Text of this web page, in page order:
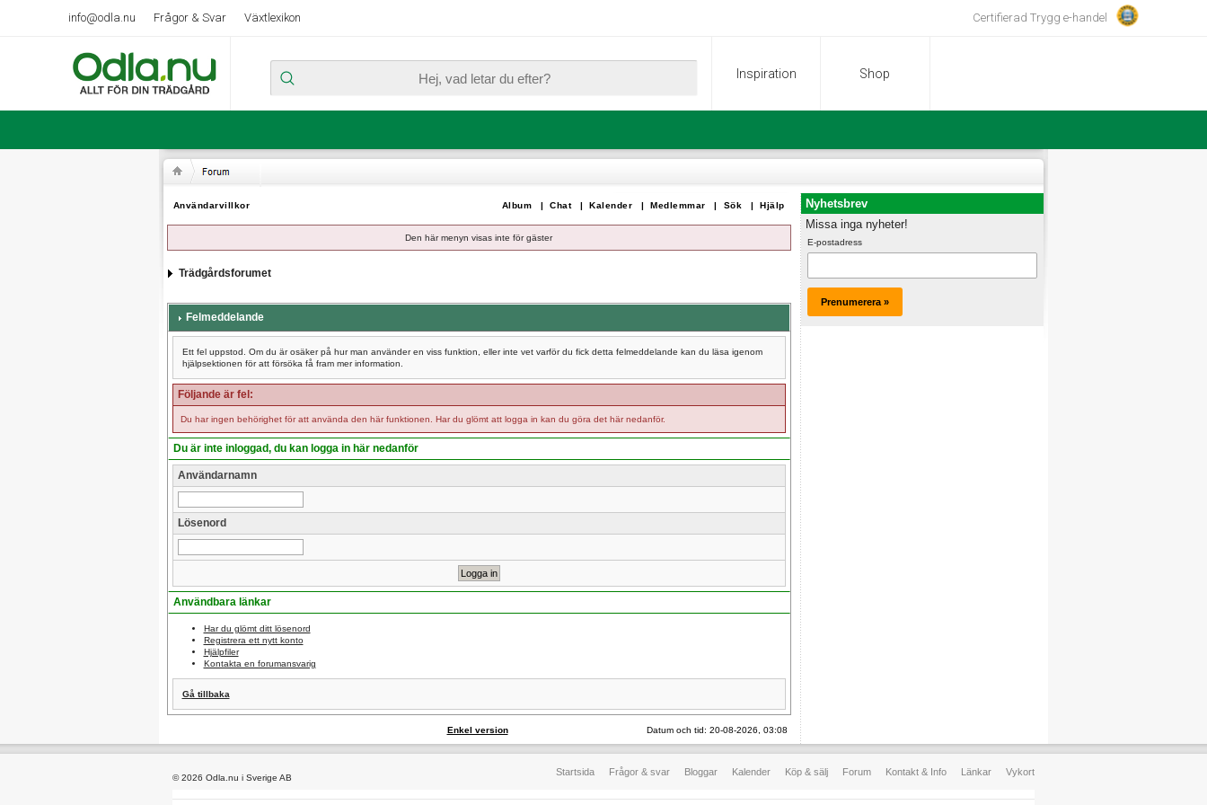
info@odla.nu Frågor & Svar Växtlexikon Certifierad Trygg e-handel
Inspiration Shop
Användarvillkor Hjälp
Sök |
Medlemmar |
Kalender |
Chat |
Album |
Den här menyn visas inte för gäster
Trädgårdsforumet
Felmeddelande
Ett fel uppstod. Om du är osäker på hur man använder en viss funktion, eller inte vet varför du fick detta felmeddelande kan du läsa igenom
hjälpsektionen för att försöka få fram mer information.
Följande är fel:
Du har ingen behörighet för att använda den här funktionen. Har du glömt att logga in kan du göra det här nedanför.
Du är inte inloggad, du kan logga in här nedanför
Användarnamn
Lösenord
Användbara länkar
Har du glömt ditt lösenord
Registrera ett nytt konto
Hjälpfiler
Kontakta en forumansvarig
Gå tillbaka
Enkel version Datum och tid: 20-08-2026, 03:08
Nyhetsbrev
Missa inga nyheter!
E-postadress
© 2026 Odla.nu i Sverige AB
Startsida Frågor & svar Bloggar Kalender Köp & sälj Forum Kontakt & Info Länkar Vykort